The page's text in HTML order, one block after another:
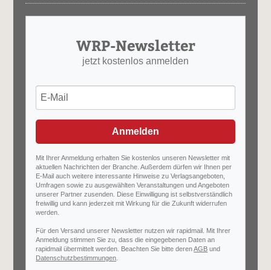
WRP-Newsletter
jetzt kostenlos anmelden
Anmelden
Mit Ihrer Anmeldung erhalten Sie kostenlos unseren Newsletter mit
aktuellen Nachrichten der Branche. Außerdem dürfen wir Ihnen per
E-Mail auch weitere interessante Hinweise zu Verlagsangeboten,
Umfragen sowie zu ausgewählten Veranstaltungen und Angeboten
unserer Partner zusenden. Diese Einwilligung ist selbstverständlich
freiwillig und kann jederzeit mit Wirkung für die Zukunft widerrufen
werden.
Für den Versand unserer Newsletter nutzen wir rapidmail. Mit Ihrer
Anmeldung stimmen Sie zu, dass die eingegebenen Daten an
rapidmail übermittelt werden. Beachten Sie bitte derenAGB und
Datenschutzbestimmungen